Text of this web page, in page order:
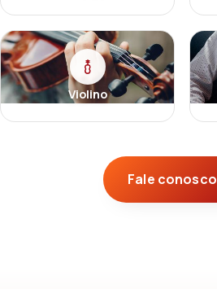
Violino
Fale conosco